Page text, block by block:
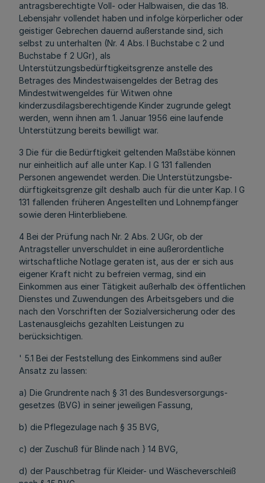
antragsberechtigte Voll- oder Halbwaisen, die das 18.
Lebensjahr vollendet haben und infolge körperlicher oder
geistiger Gebrechen dauernd außerstande sind, sich
selbst zu unterhalten (Nr. 4 Abs. l Buchstabe c 2 und
Buchstabe f 2 UGr), als
Unterstützungsbedürftigkeitsgrenze anstelle des
Betrages des Mindestwaisengeldes der Betrag des
Mindestwitwengeldes für Witwen ohne
kinderzusdilagsberechtigende Kinder zugrunde gelegt
werden, wenn ihnen am 1. Januar 1956 eine laufende
Unterstützung bereits bewilligt war.
3 Die für die Bedürftigkeit geltenden Maßstäbe können
nur einheitlich auf alle unter Kap. I G 131 fallenden
Personen angewendet werden. Die Unterstützungsbe-
dürftigkeitsgrenze gilt deshalb auch für die unter Kap. I G
131 fallenden früheren Angestellten und Lohnempfänger
sowie deren Hinterbliebene.
4 Bei der Prüfung nach Nr. 2 Abs. 2 UGr, ob der
Antragsteller unverschuldet in eine außerordentliche
wirtschaftliche Notlage geraten ist, aus der er sich aus
eigener Kraft nicht zu befreien vermag, sind ein
Einkommen aus einer Tätigkeit außerhalb de« öffentlichen
Dienstes und Zuwendungen des Arbeitsgebers und die
nach den Vorschriften der Sozialversicherung oder des
Lastenausgleichs gezahlten Leistungen zu
berücksichtigen.
' 5.1 Bei der Feststellung des Einkommens sind außer
Ansatz zu lassen:
a) Die Grundrente nach § 31 des Bundesversorgungs-
gesetzes (BVG) in seiner jeweiligen Fassung,
b) die Pflegezulage nach § 35 BVG,
c) der Zuschuß für Blinde nach } 14 BVG,
d) der Pauschbetrag für Kleider- und Wäscheverschleiß